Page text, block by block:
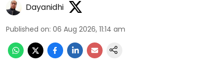
Dayanidhi
Published on: 06 Aug 2026, 11:14 am